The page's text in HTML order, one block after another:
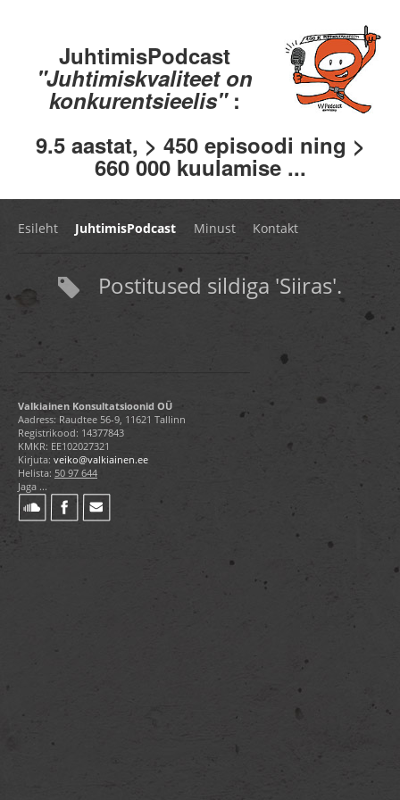
JuhtimisPodcast
"Juhtimiskvaliteet on
konkurentsieelis" :
9.5 aastat, > 450 episoodi ning >
660 000 kuulamise ...
Esileht JuhtimisPodcast Minust Kontakt
Postitused sildiga 'Siiras'.
Valkiainen Konsultatsioonid OÜ
Aadress: Raudtee 56-9, 11621 Tallinn
Registrikood: 14377843
KMKR: EE102027321
Kirjuta: veiko@valkiainen.ee
Helista: 50 97 644
Jaga ...